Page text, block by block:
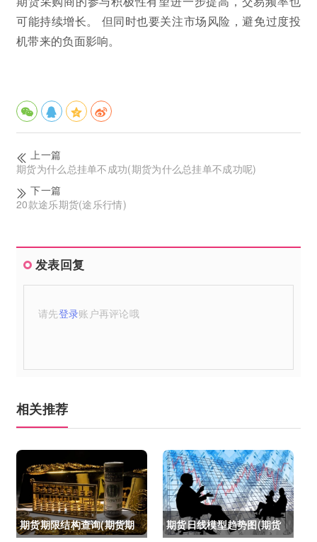
可能持续增长。 但同时也要关注市场风险，避免过度投
机带来的负面影响。
上一篇
期货为什么总挂单不成功(期货为什么总挂单不成功呢)
下一篇
20款途乐期货(途乐行情)
发表回复
请先登录账户再评论哦
相关推荐
期货期限结构查询(期货期
期货日线模型趋势图(期货